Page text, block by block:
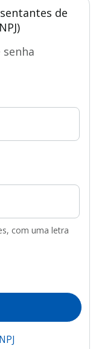
de
senha
com uma letra